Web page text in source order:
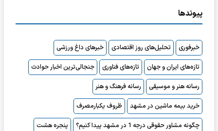
پیوندها
خبرفوری تحلیل‌های روز اقتصادی
خبرهای داغ ورزشی
تازه‌های ایران و جهان
تازه‌های فناوری
جنجالی‌ترین اخبار حوادث
رسانه هنر و موسیقی
رسانه فرهنگ و هنر
خرید بیمه ماشین در مشهد
ظروف یکبارمصرف
چگونه مشاور حقوقی درجه 1 در مشهد پیدا کنیم؟
پنجره هشت